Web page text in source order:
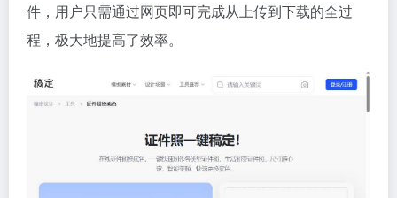
件，用户只需通过网页即可完成从上传到下载的全过
程，极大地提高了效率。